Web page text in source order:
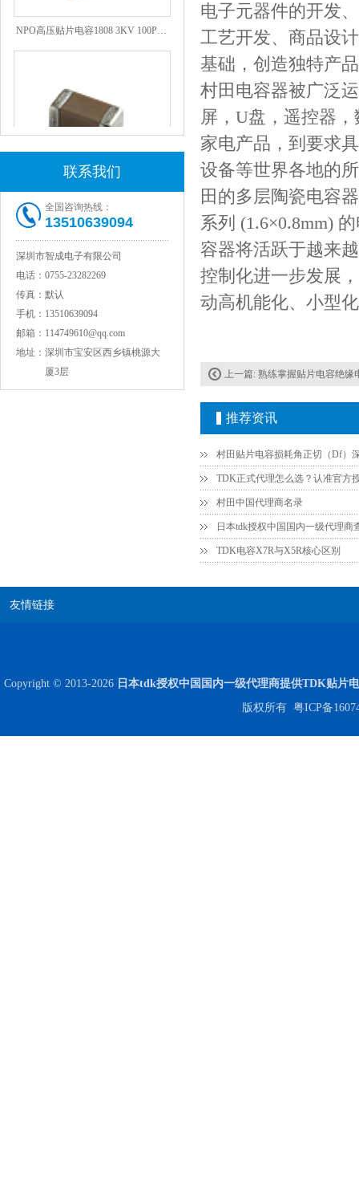
联系我们
全国咨询热线：
13510639094
深圳市智成电子有限公司
电话： 0755-23282269
传真： 默认
手机： 13510639094
邮箱： 114749610@qq.com
地址： 深圳市宝安区西乡镇桃源大
厦3层
电子元器件的开发
工艺开发、商品设
基础，创造独特产
村田电容器被广泛
屏，U盘，遥控器
家电产品，到要求
设备等世界各地的
田的多层陶瓷电容
系列 (1.6×0.8mm)
容器将活跃于越来
控制化进一步发展
动高机能化、小型
上一篇: 熟练掌握贴片电容绝缘电
推荐资讯
村田中国代理商名录
日本tdk授权中国国内一级代理商
TDK电容X7R与X5R核心区别
友情链接
Copyright © 2013-2026 日本tdk授权中国国内一级代理商提供TDK贴片
版权所有 粤ICP备